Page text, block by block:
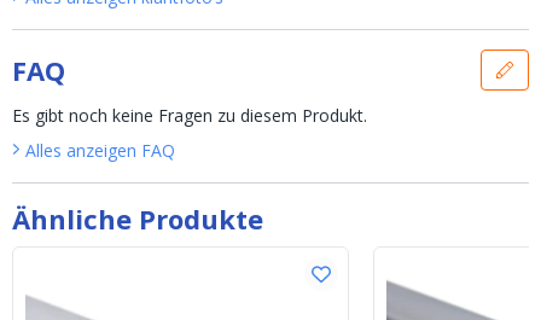
Ähnliche Produkte
FAQ
Es gibt noch keine Fragen zu diesem Produkt.
Alles anzeigen FAQ